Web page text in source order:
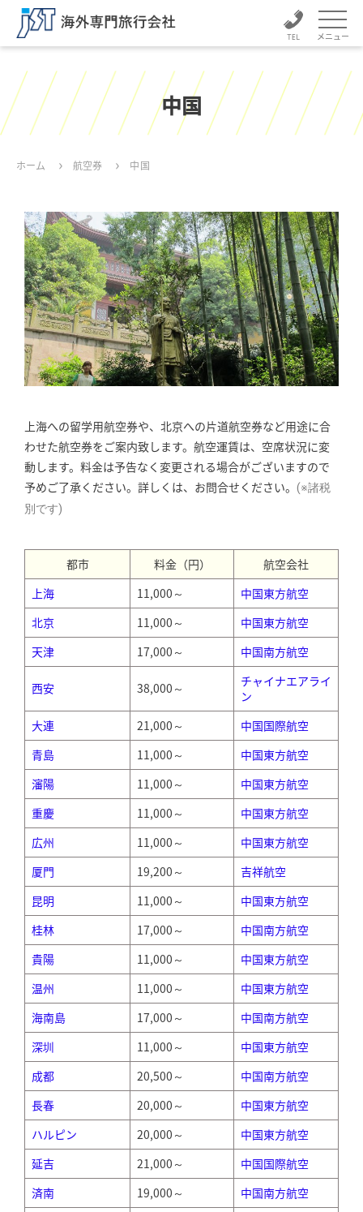
メニュー
中国
ホーム 航空券 中国
上海への留学用航空券や、北京への片道航空券など用途に合
わせた航空券をご案内致します。航空運賃は、空席状況に変
動します。料金は予告なく変更される場合がございますので
予めご了承ください。詳しくは、お問合せください。 (※諸税
別です)
都市 料金（円）
航空会社
上海
11,000～
中国東方航空
北京
11,000～
中国東方航空
天津
17,000～ 中国南方航空
西安 38,000～
チャイナエアライ
ン
大連
21,000～
中国国際航空
青島
11,000～
中国東方航空
瀋陽
11,000～
中国東方航空
重慶
11,000～
中国東方航空
広州
11,000～
中国東方航空
厦門
19,200～
吉祥航空
昆明
11,000～
中国東方航空
桂林
17,000～
中国南方航空
貴陽
11,000～
中国東方航空
温州
11,000～
中国東方航空
海南島
17,000～
中国南方航空
深圳
11,000～
中国東方航空
成都
20,500～
中国南方航空
長春
20,000～
中国東方航空
ハルピン
20,000～
中国東方航空
延吉
21,000～
中国国際航空
済南
19,000～
中国南方航空